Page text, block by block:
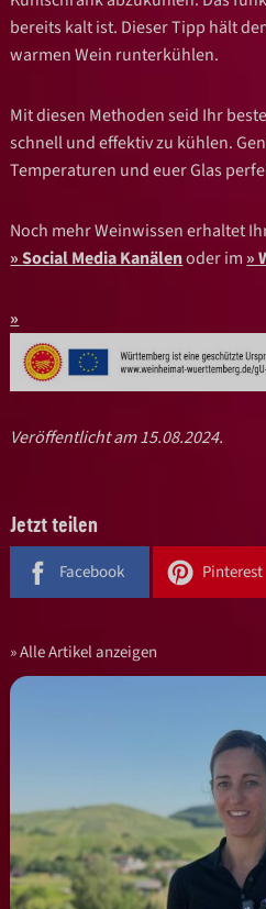
bereits kalt ist. Dieser Tipp hält
warmen Wein runterkühlen.
Mit diesen Methoden seid Ihr
schnell und effektiv zu kühlen.
Temperaturen und euer Glas
Noch mehr Weinwissen erhaltet
Social Media Kanälenoder im
Veröffentlicht am 15.08.2024.
Jetzt teilen
Facebook Pinterest
Alle Artikel anzeigen